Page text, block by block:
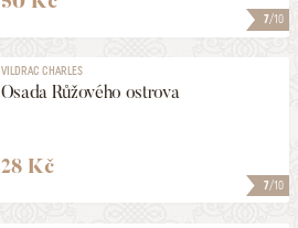
7/10
7/10
VILDRAC CHARLES
Osada Růžového ostrova
28 Kč